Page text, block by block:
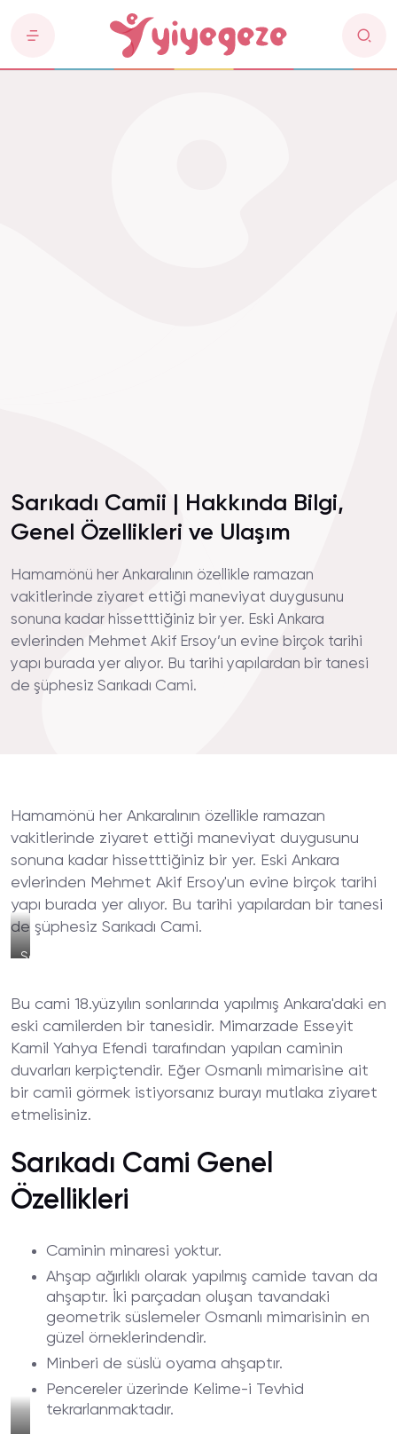
Sarıkadı Camii | Hakkında Bilgi,
Genel Özellikleri ve Ulaşım
Hamamönü her Ankaralının özellikle ramazan
vakitlerinde ziyaret ettiği maneviyat duygusunu
sonuna kadar hissetttiğiniz bir yer. Eski Ankara
evlerinden Mehmet Akif Ersoy’un evine birçok tarihi
yapı burada yer alıyor. Bu tarihi yapılardan bir tanesi
de şüphesiz Sarıkadı Cami.
Hamamönü her Ankaralının özellikle ramazan
vakitlerinde ziyaret ettiği maneviyat duygusunu
sonuna kadar hissetttiğiniz bir yer. Eski Ankara
evlerinden Mehmet Akif Ersoy'un evine birçok tarihi
yapı burada yer alıyor. Bu tarihi yapılardan bir tanesi
de şüphesiz Sarıkadı Cami.
Sarıkadı
Bu cami 18.yüzyılın sonlarında yapılmış Ankara'daki en
eski camilerden bir tanesidir. Mimarzade Esseyit
Kamil Yahya Efendi tarafından yapılan caminin
duvarları kerpiçtendir. Eğer Osmanlı mimarisine ait
bir camii görmek istiyorsanız burayı mutlaka ziyaret
etmelisiniz.
Sarıkadı Cami Genel
Özellikleri
Caminin minaresi yoktur.
Ahşap ağırlıklı olarak yapılmış camide tavan da
ahşaptır. İki parçadan oluşan tavandaki
geometrik süslemeler Osmanlı mimarisinin en
güzel örneklerindendir.
Minberi de süslü oyama ahşaptır.
Pencereler üzerinde Kelime-i Tevhid
tekrarlanmaktadır.